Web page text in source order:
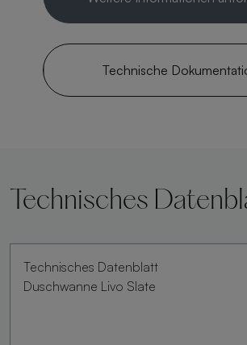
Technische
Technisches
Technisches Datenblatt
Duschwanne Livo Slate